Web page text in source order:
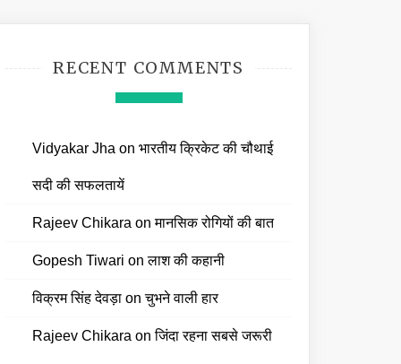
RECENT COMMENTS
Vidyakar Jha on भारतीय क्रिकेट की चौथाई
सदी की सफलतायें
Rajeev Chikara onमानसिक रोगियों की बात
Gopesh Tiwari onलाश की कहानी
विक्रम सिंह देवड़ा onचुभने वाली हार
Rajeev Chikara onजिंदा रहना सबसे जरूरी